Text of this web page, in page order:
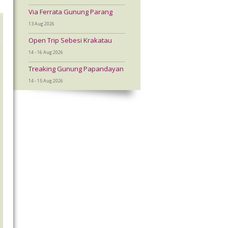
Via Ferrata Gunung Parang
13 Aug 2026
Open Trip Sebesi Krakatau
14 - 16 Aug 2026
Treaking Gunung Papandayan
14 - 15 Aug 2026